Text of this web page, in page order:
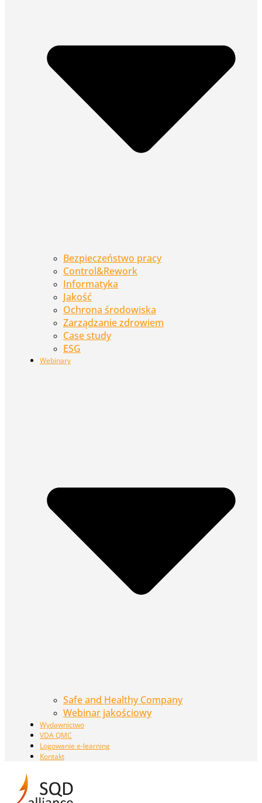
Bezpieczeństwo pracy
Control&Rework
Informatyka
Jakość
Ochrona środowiska
Zarządzanie zdrowiem
Case study
ESG
Webinary
Safe and Healthy Company
Webinar jakościowy
Wydawnictwo
VDA QMC
Logowanie e-learning
Kontakt